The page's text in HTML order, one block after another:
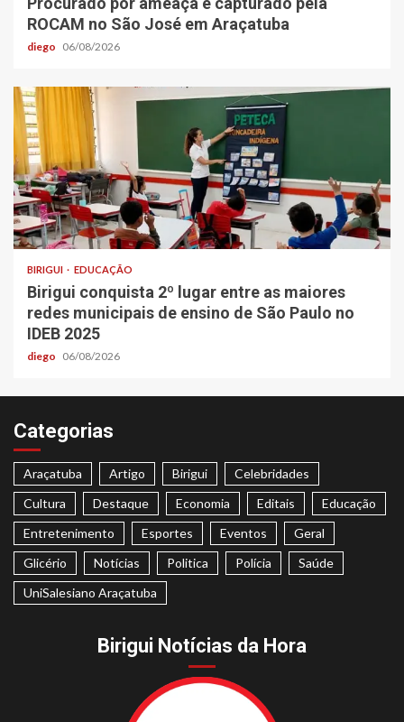
ROCAM no São José em Araçatuba
diego 06/08/2026
BIRIGUI EDUCAÇÃO
Birigui conquista 2º lugar entre as maiores
redes municipais de ensino de São Paulo no
IDEB 2025
diego 06/08/2026
Categorias
Araçatuba Artigo Birigui
Celebridades
Cultura
Destaque Economia Editais
Educação
Entretenimento
Esportes Eventos
Geral
Glicério
Notícias Politica Polícia
Saúde
UniSalesiano Araçatuba
Birigui Notícias da Hora